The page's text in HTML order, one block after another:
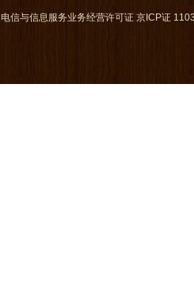
电信与信息服务业务经营许可证 京ICP证